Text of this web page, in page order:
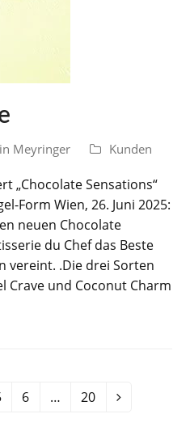
Meyringer Kunden
„Chocolate Sensations“
Form Wien, 26. Juni 2025:
neuen Chocolate
du Chef das Beste
vereint. .Die drei Sorten
Crave und Coconut Charm
Seite
6 … Seite
20